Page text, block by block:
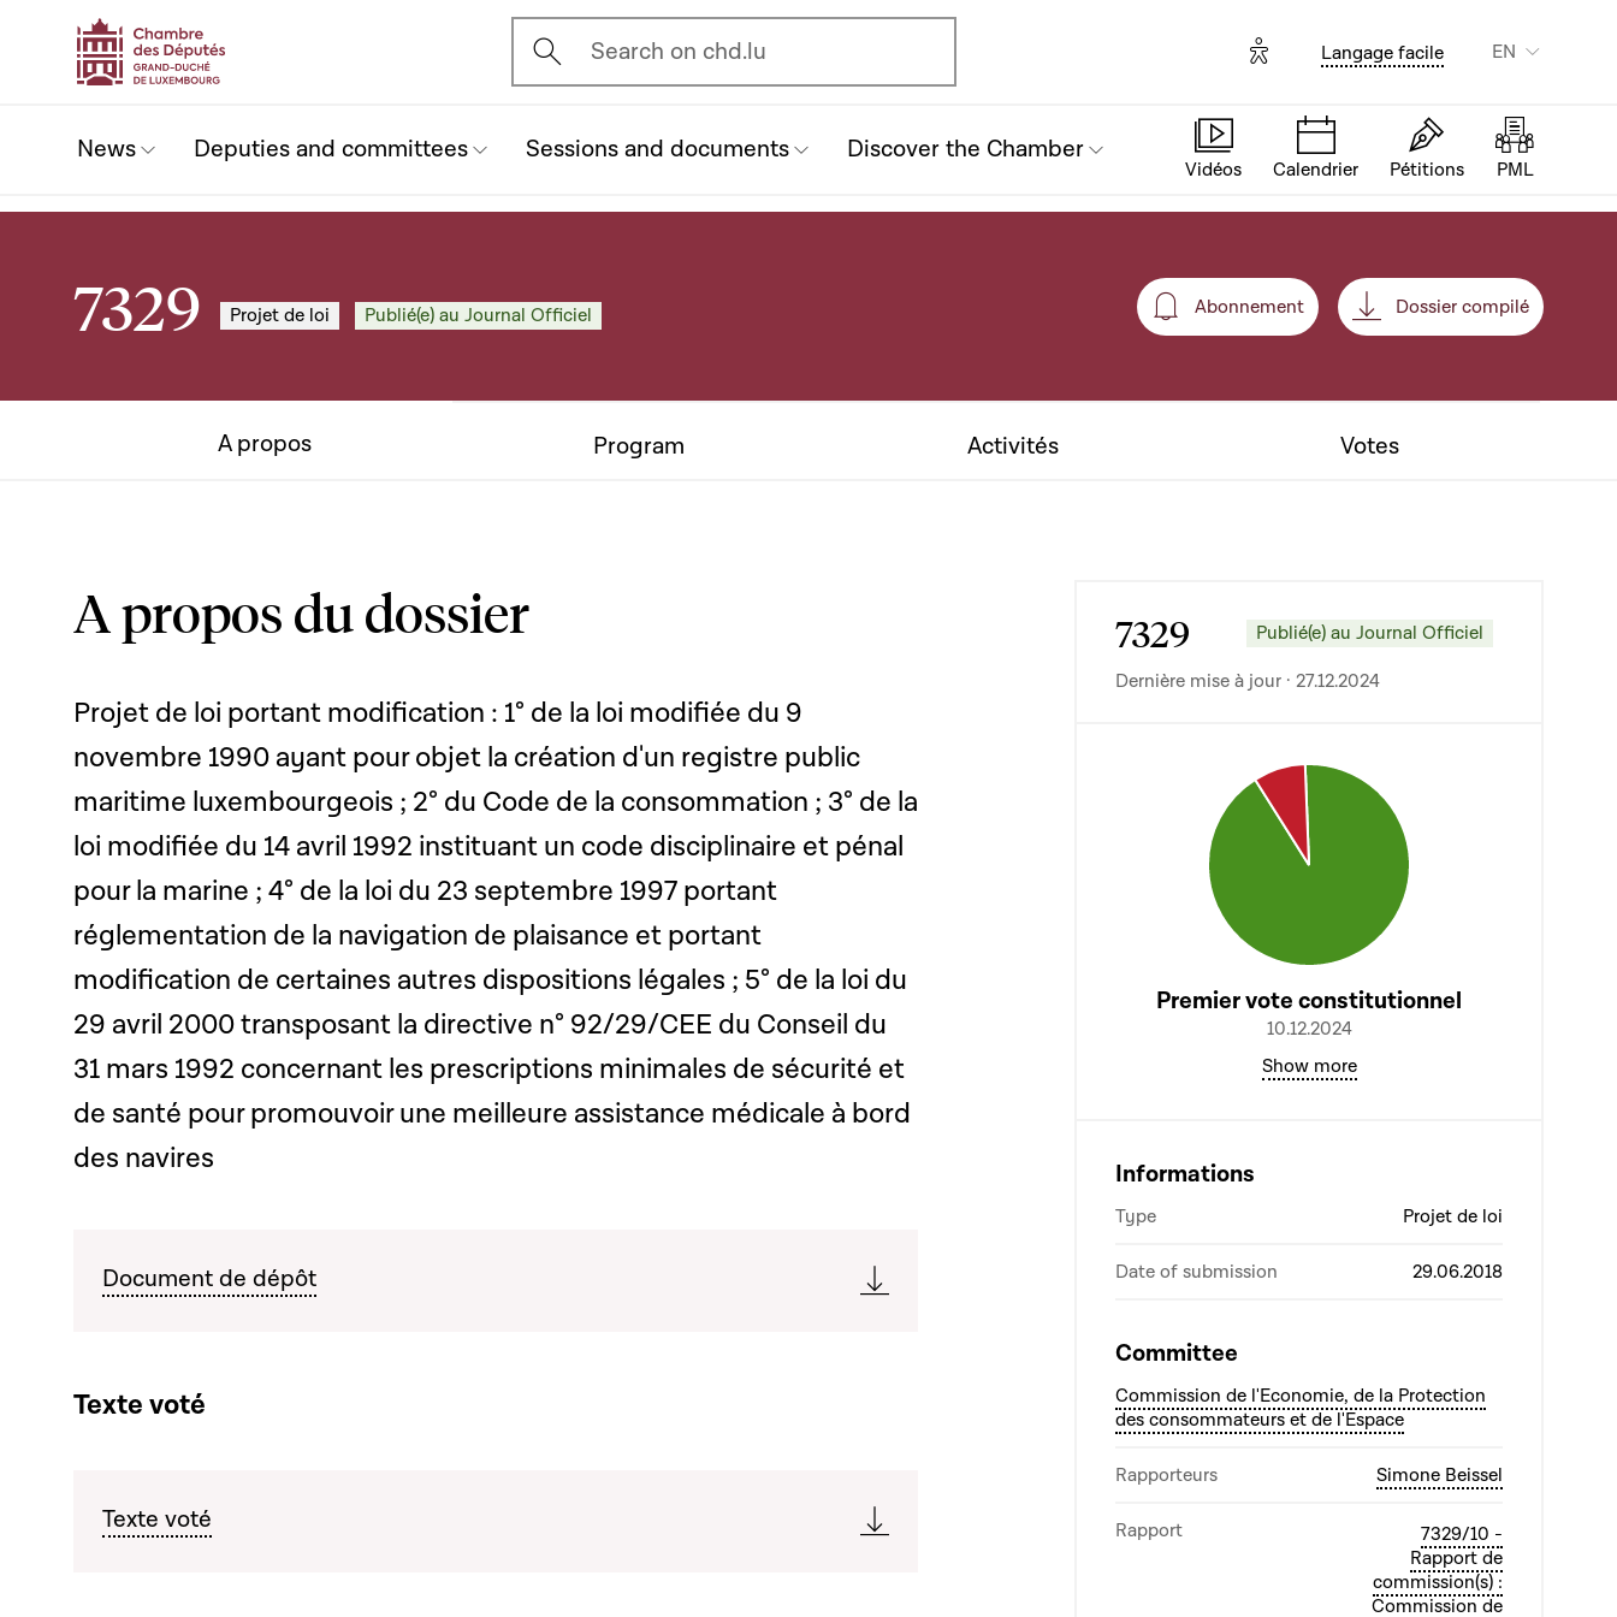
Ouvrir l'écran de recherche
Search on chd.lu Options d'accessibilité
Langage facile EN
News Deputies and committees Sessions and documents Discover the Chamber
Vidéos Calendrier Pétitions PML
7329 Projet de loi Publié(e) au Journal Officiel Abonnement
Abonnement Dossier compilé
A propos Program Activités Votes
A propos du dossier
Projet de loi portant modification : 1° de la loi modifiée du 9
novembre 1990 ayant pour objet la création d'un registre public
maritime luxembourgeois ; 2° du Code de la consommation ; 3° de la
loi modifiée du 14 avril 1992 instituant un code disciplinaire et pénal
pour la marine ; 4° de la loi du 23 septembre 1997 portant
réglementation de la navigation de plaisance et portant
modification de certaines autres dispositions légales ; 5° de la loi du
29 avril 2000 transposant la directive n° 92/29/CEE du Conseil du
31 mars 1992 concernant les prescriptions minimales de sécurité et
de santé pour promouvoir une meilleure assistance médicale à bord
des navires
Document de dépôt
Texte voté
Texte voté
7329 Publié(e) au Journal Officiel
Dernière mise à jour · 27.12.2024
Premier vote constitutionnel
10.12.2024
Show more
Informations
Type Projet de loi
Date of submission 29.06.2018
Committee
Commission de l'Economie, de la Protection
des consommateurs et de l'Espace
Rapporteurs Simone Beissel
Rapport
7329/10 -
Rapport de
commission(s) :
Commission de